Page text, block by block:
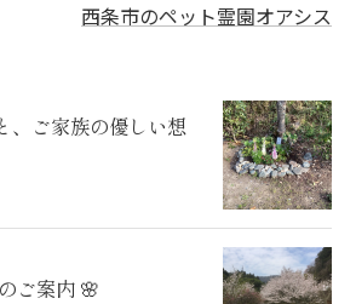
西条市のペット霊園オアシス
、ご家族の優しい想
ご案内 🌸